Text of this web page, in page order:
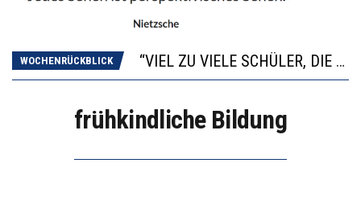
WOCHENRÜCKBLICK
“VIEL ZU VIELE SCHÜLER, DIE GEMESSEN AN IHREN FÄHIGKEITEN GAR NICHT ANS GYMNASIUM GEHÖREN”
DIE GANZE HILFLOSIGKEIT DES BILDUNGSBÜRGERTUMS
frühkindliche Bildung